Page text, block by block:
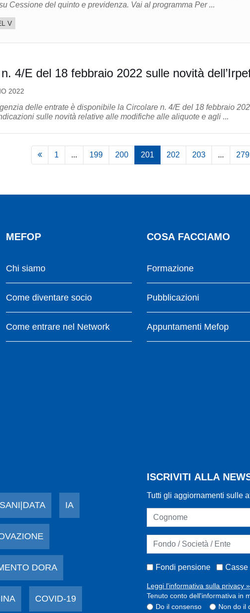
Italiane (UFI) su Cessione del quinto e previdenza. Vai al programma Per ...
V
4/E del 18 febbraio 2022 sulle novità
2022
delle entrate è disponibile la Circolare n. 4/E del 18 febbraio
sulle novità relative alle modifiche alle aliquote e agli ...
1 ... 199 200 201 202 203 ... 279
MEFOP
Chi siamo
Come diventare socio
Come entrare nel Network
COSA FACCIAMO
Formazione
Pubblicazioni
Appuntamenti Mefop
IA
DORA
COVID-19
ISCRIVITI ALLA
Tutti gli aggiornamenti sulle
Fondi pensione Casse
Leggi l'informativa sulla privacy »
Tenuto conto dell'informativa in
Do il consenso
Non do il